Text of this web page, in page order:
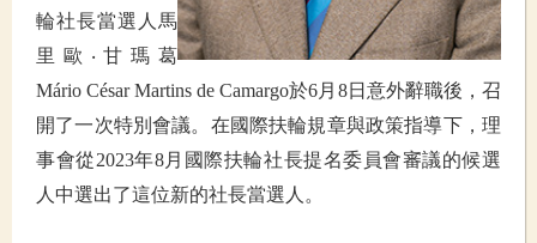
輪社長當選人馬
里歐‧甘瑪葛
Mário César Martins de Camargo於6月8日意外辭職後，召
開了一次特別會議。在國際扶輪規章與政策指導下，理
事會從2023年8月國際扶輪社長提名委員會審議的候選
人中選出了這位新的社長當選人。